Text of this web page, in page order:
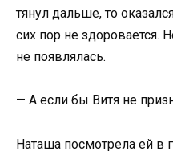
тянул дальше, то
сих пор не
не появлялась.
— А если бы Витя не
Наташа посмотрела ей в